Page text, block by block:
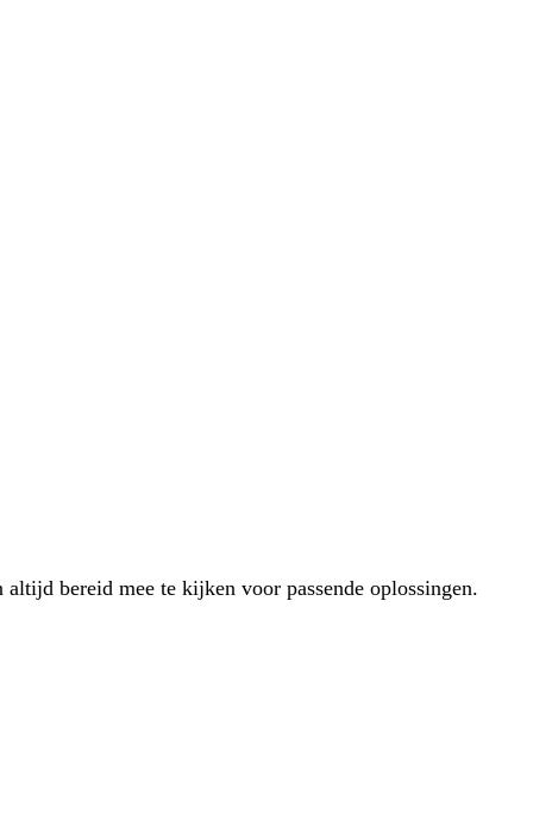
bereid mee te kijken voor passende oplossingen.